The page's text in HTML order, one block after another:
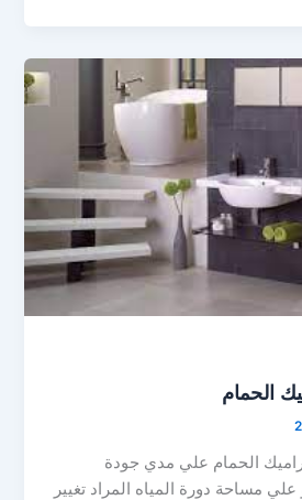
الحمام
الحمام علي مدي جودة
مساحة دورة المياه المراد تغيير